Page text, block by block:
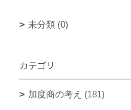
未分類 (0)
カテゴリ
加度商の考え (181)